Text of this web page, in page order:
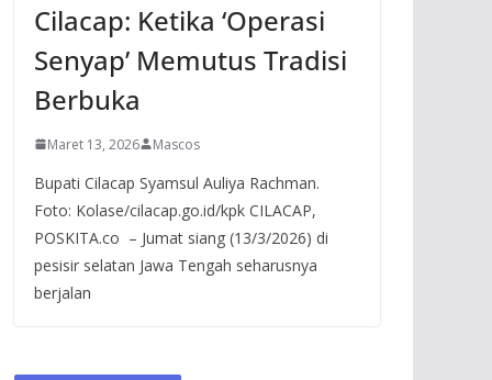
Cilacap: Ketika ‘Operasi
Senyap’ Memutus Tradisi
Berbuka
Maret 13, 2026 Mascos
Bupati Cilacap Syamsul Auliya Rachman.
Foto: Kolase/cilacap.go.id/kpk CILACAP,
POSKITA.co – Jumat siang (13/3/2026) di
pesisir selatan Jawa Tengah seharusnya
berjalan